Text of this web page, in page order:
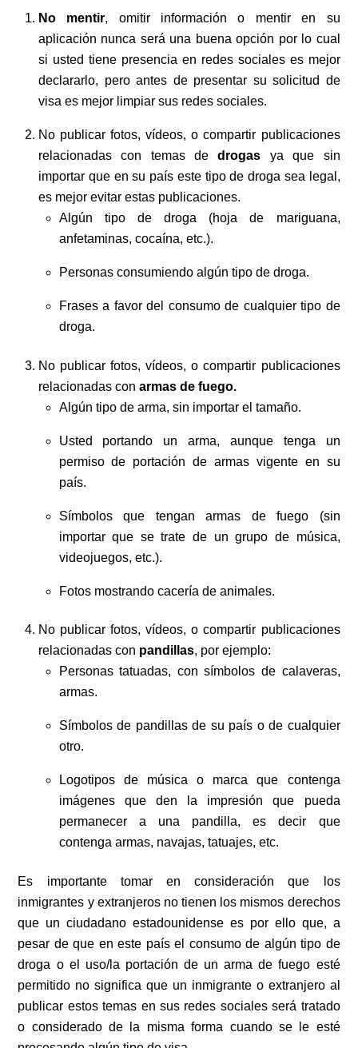
No mentir, omitir información o mentir en su
aplicación nunca será una buena opción por lo cual
si usted tiene presencia en redes sociales es mejor
declararlo, pero antes de presentar su solicitud de
visa es mejor limpiar sus redes sociales.
No publicar fotos, vídeos, o compartir publicaciones
relacionadas con temas dedrogas ya que sin
importar que en su país este tipo de droga sea legal,
es mejor evitar estas publicaciones.
Algún tipo de droga (hoja de mariguana,
anfetaminas, cocaína, etc.).
Personas consumiendo algún tipo de droga.
Frases a favor del consumo de cualquier tipo de
droga.
No publicar fotos, vídeos, o compartir publicaciones
relacionadas con armas de fuego.
Algún tipo de arma, sin importar el tamaño.
Usted portando un arma, aunque tenga un
permiso de portación de armas vigente en su
país.
Símbolos que tengan armas de fuego (sin
importar que se trate de un grupo de música,
videojuegos, etc.).
Fotos mostrando cacería de animales.
No publicar fotos, vídeos, o compartir publicaciones
relacionadas con pandillas, por ejemplo:
Personas tatuadas, con símbolos de calaveras,
armas.
Símbolos de pandillas de su país o de cualquier
otro.
Logotipos de música o marca que contenga
imágenes que den la impresión que pueda
permanecer a una pandilla, es decir que
contenga armas, navajas, tatuajes, etc.
Es importante tomar en consideración que los
inmigrantes y extranjeros no tienen los mismos derechos
que un ciudadano estadounidense es por ello que, a
pesar de que en este país el consumo de algún tipo de
droga o el uso/la portación de un arma de fuego esté
permitido no significa que un inmigrante o extranjero al
publicar estos temas en sus redes sociales será tratado
o considerado de la misma forma cuando se le esté